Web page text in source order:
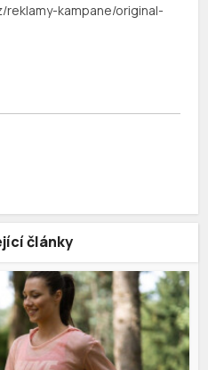
kampane/original-
články